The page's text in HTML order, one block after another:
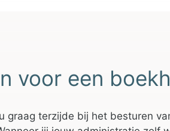
voor een
graag terzijde bij het besturen